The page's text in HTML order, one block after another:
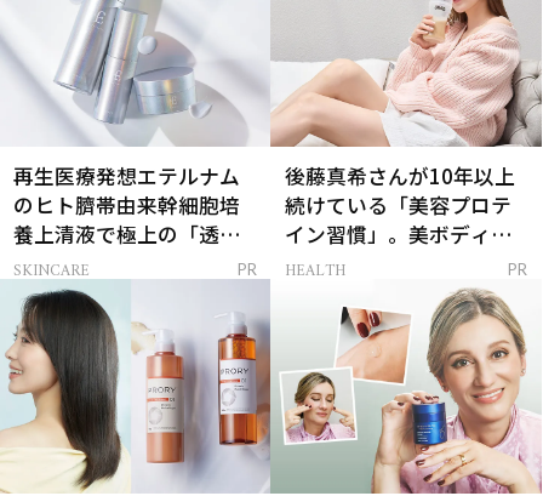
再生医療発想エテルナム
のヒト臍帯由来幹細胞培
養上清液で極上の「透明
感ハリ肌」へ
SKINCARE PR
後藤真希さんが10年以上
続けている「美容プロテ
イン習慣」。美ボディを
支える朝ルーティンと
HEALTH PR